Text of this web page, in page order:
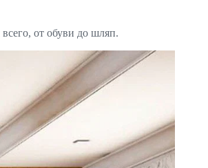
от обуви до шляп.